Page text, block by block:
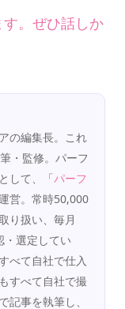
。ぜひ話しか
の編集長。これ
・監修。パーフ
して、「パーフ
営。常時50,000
り扱い、毎月
・選定してい
べて自社で仕入
すべて自社で撮
記事を執筆し、